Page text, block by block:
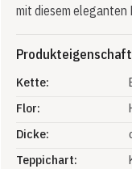
mit diesem eleganten
Kette:
Flor:
Dicke:
Teppichart: